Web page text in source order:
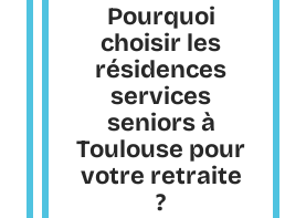
Pourquoi
choisir les
résidences
services
seniors à
Toulouse pour
votre retraite
?